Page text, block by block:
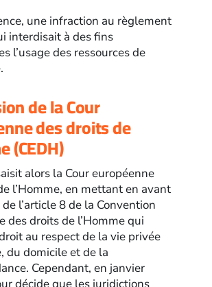
une infraction au règlement
interdisait à des fins
l’usage des ressources de
de la Cour
des droits de
(CEDH)
alors la Cour européenne
l’Homme, en mettant en avant
l’article 8 de la Convention
des droits de l’Homme qui
au respect de la vie privée
du domicile et de la
Cependant, en janvier
décide que les juridictions